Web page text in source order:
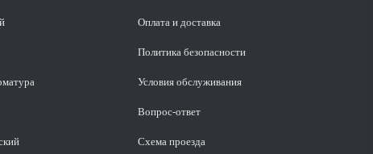
Оплата и доставка
Политика безопасности
Условия обслуживания
Вопрос-ответ
Схема проезда